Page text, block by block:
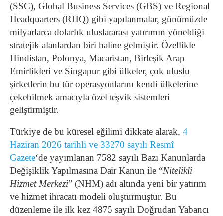
(SSC), Global Business Services (GBS) ve Regional
Headquarters (RHQ) gibi yapılanmalar, günümüzde
milyarlarca dolarlık uluslararası yatırımın yöneldiği
stratejik alanlardan biri haline gelmiştir. Özellikle
Hindistan, Polonya, Macaristan, Birleşik Arap
Emirlikleri ve Singapur gibi ülkeler, çok uluslu
şirketlerin bu tür operasyonlarını kendi ülkelerine
çekebilmek amacıyla özel teşvik sistemleri
geliştirmiştir.
Türkiye de bu küresel eğilimi dikkate alarak, 4
Haziran 2026 tarihli ve 33270 sayılı Resmî
Gazete‘de yayımlanan 7582 sayılı Bazı Kanunlarda
Değişiklik Yapılmasına Dair Kanun ile “Nitelikli
Hizmet Merkezi” (NHM) adı altında yeni bir yatırım
ve hizmet ihracatı modeli oluşturmuştur. Bu
düzenleme ile ilk kez 4875 sayılı Doğrudan Yabancı